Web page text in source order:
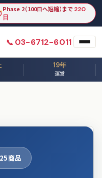
Phase 2（100日へ短縮）まで 220
日
03-6712-6011
19年
運営
商品